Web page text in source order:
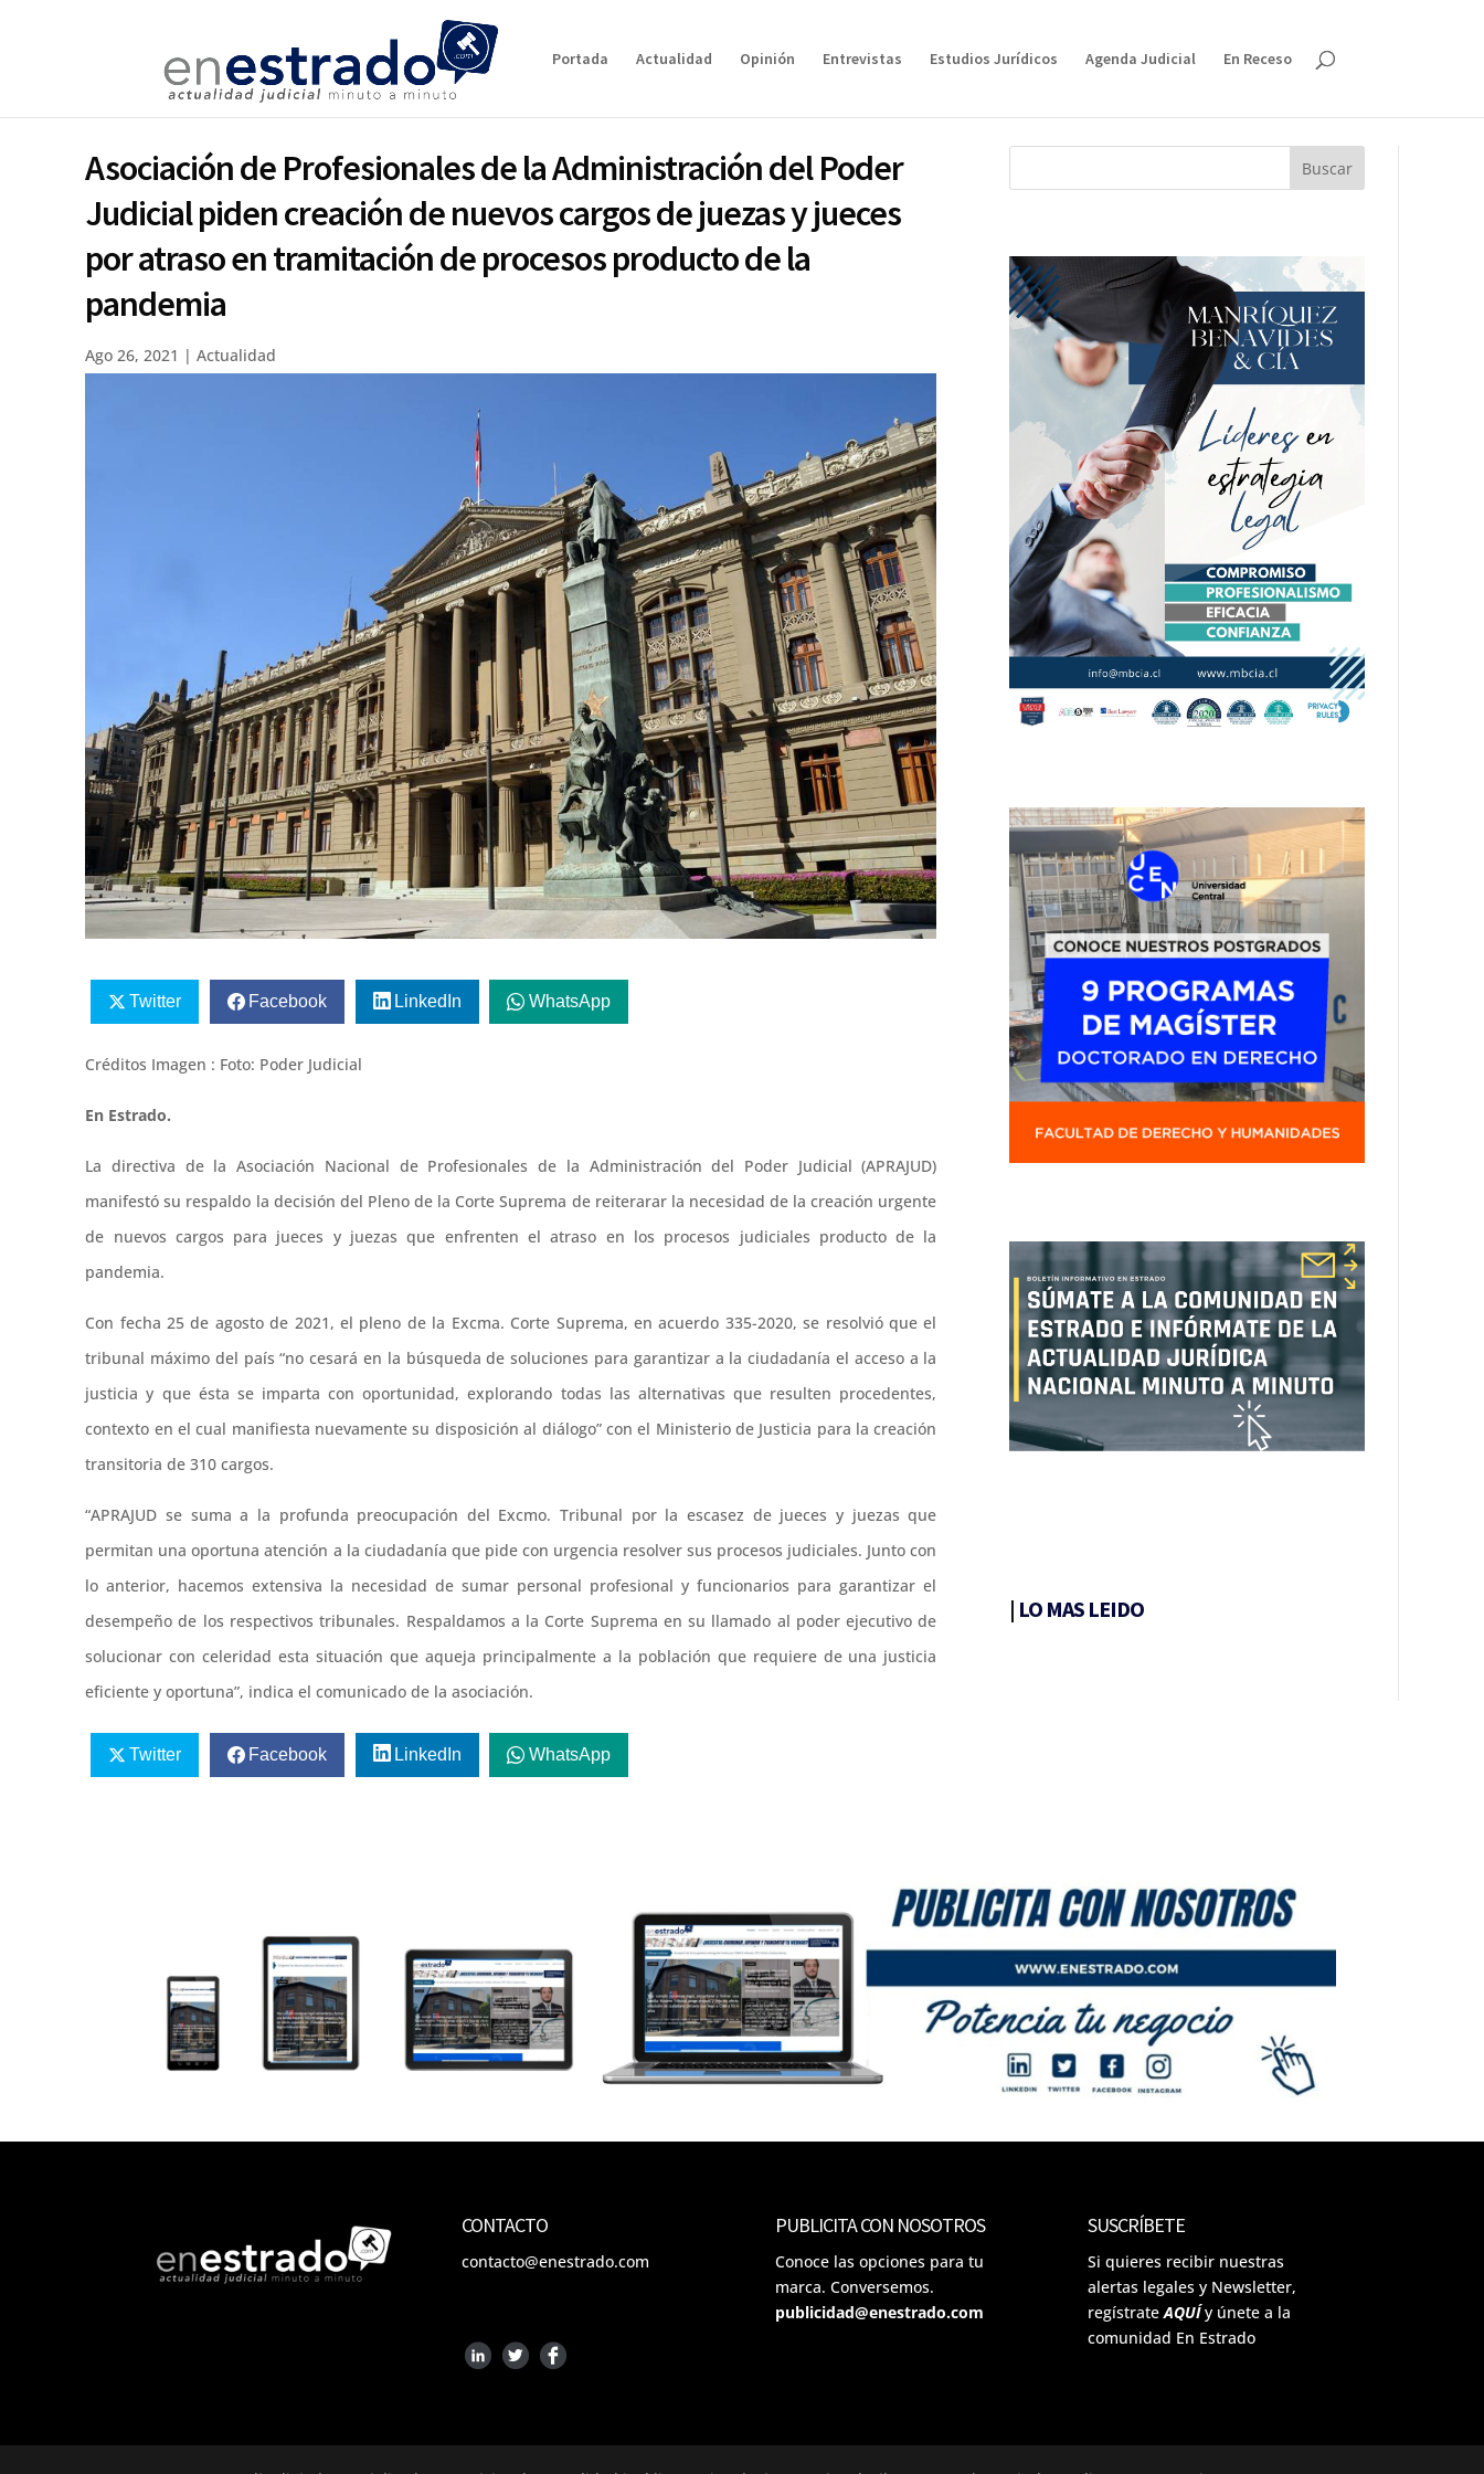
Portada Actualidad Opinión Entrevistas Estudios Jurídicos Agenda Judicial En Receso
Asociación de Profesionales de la Administración del Poder
Judicial piden creación de nuevos cargos de juezas y jueces
por atraso en tramitación de procesos producto de la
pandemia
Ago 26, 2021 |Actualidad
Twitter Facebook LinkedIn WhatsApp
Créditos Imagen : Foto: Poder Judicial
En Estrado.
La directiva de la Asociación Nacional de Profesionales de la Administración del Poder Judicial (APRAJUD)
manifestó su respaldo la decisión del Pleno de la Corte Suprema de reiterarar la necesidad de la creación urgente
de nuevos cargos para jueces y juezas que enfrenten el atraso en los procesos judiciales producto de la
pandemia.
Con fecha 25 de agosto de 2021, el pleno de la Excma. Corte Suprema, en acuerdo 335-2020, se resolvió que el
tribunal máximo del país “no cesará en la búsqueda de soluciones para garantizar a la ciudadanía el acceso a la
justicia y que ésta se imparta con oportunidad, explorando todas las alternativas que resulten procedentes,
contexto en el cual manifiesta nuevamente su disposición al diálogo” con el Ministerio de Justicia para la creación
transitoria de 310 cargos.
“APRAJUD se suma a la profunda preocupación del Excmo. Tribunal por la escasez de jueces y juezas que
permitan una oportuna atención a la ciudadanía que pide con urgencia resolver sus procesos judiciales. Junto con
lo anterior, hacemos extensiva la necesidad de sumar personal profesional y funcionarios para garantizar el
desempeño de los respectivos tribunales. Respaldamos a la Corte Suprema en su llamado al poder ejecutivo de
solucionar con celeridad esta situación que aqueja principalmente a la población que requiere de una justicia
eficiente y oportuna”, indica el comunicado de la asociación.
Twitter Facebook LinkedIn WhatsApp
| LO MAS LEIDO
CONTACTO
contacto@enestrado.com
PUBLICITA CON NOSOTROS
Conoce las opciones para tu
marca. Conversemos.
publicidad@enestrado.com
SUSCRÍBETE
Si quieres recibir nuestras
alertas legales y Newsletter,
regístrateAQUÍ y únete a la
comunidad En Estrado